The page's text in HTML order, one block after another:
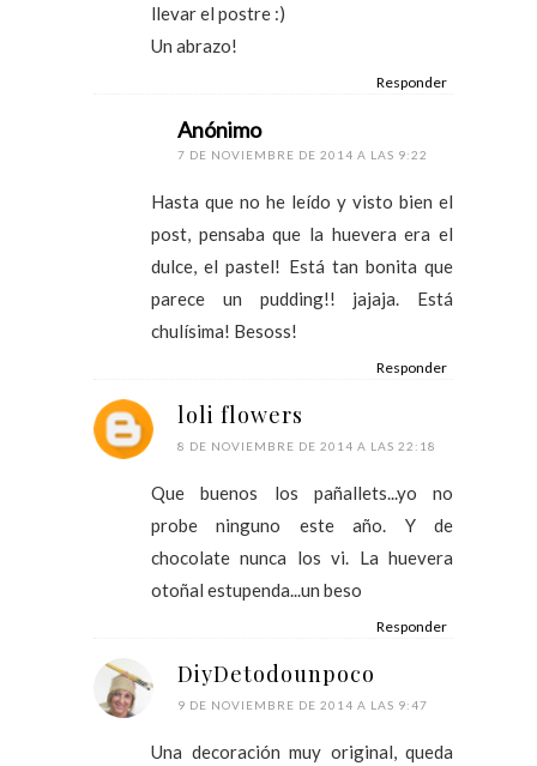
llevar el postre :)
Un abrazo!
Responder
Anónimo
7 DE NOVIEMBRE DE 2014 A LAS 9:22
Hasta que no he leído y visto bien el
post, pensaba que la huevera era el
dulce, el pastel! Está tan bonita que
parece un pudding!! jajaja. Está
chulísima! Besoss!
Responder
loli flowers
8 DE NOVIEMBRE DE 2014 A LAS 22:18
Que buenos los pañallets...yo no
probe ninguno este año. Y de
chocolate nunca los vi. La huevera
otoñal estupenda...un beso
Responder
DiyDetodounpoco
9 DE NOVIEMBRE DE 2014 A LAS 9:47
Una decoración muy original, queda